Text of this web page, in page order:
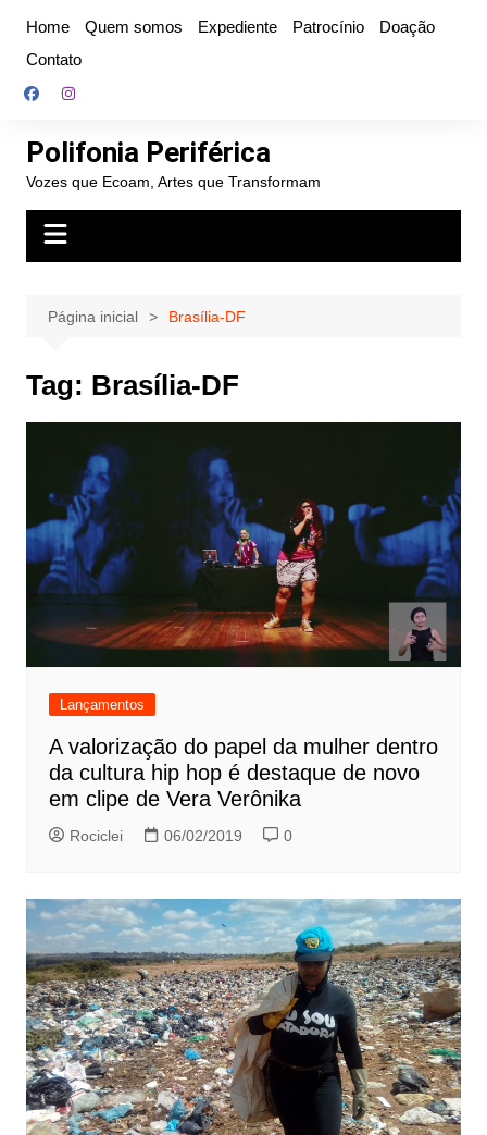
conteúdo
Home Quem somos Expediente Patrocínio
Doação
Contato
Polifonia Periférica
Vozes que Ecoam, Artes que Transformam
Página inicial Brasília-DF
Tag: Brasília-DF
Lançamentos
A valorização do papel da mulher dentro
da cultura hip hop é destaque de novo
em clipe de Vera Verônika
Rociclei 06/02/2019 0